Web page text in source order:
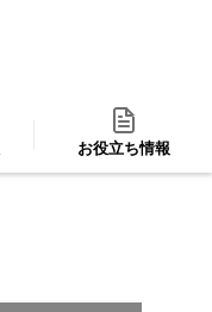
お役立ち情報